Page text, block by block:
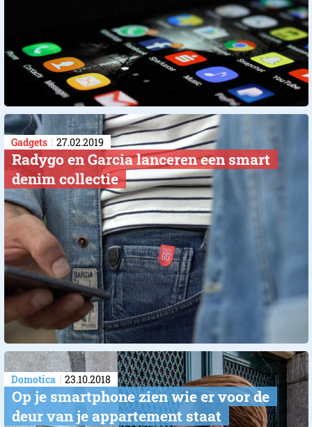
Gadgets 27.02.2019
Radygo en Garcia lanceren een smart
denim collectie
Domotica 23.10.2018
Op je smartphone zien wie er voor de
deur​ van je appartement staat